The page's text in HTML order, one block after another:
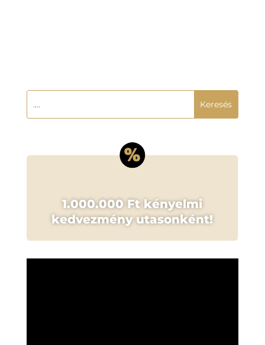
1.000.000 Ft kényelmi
kedvezmény utasonként!